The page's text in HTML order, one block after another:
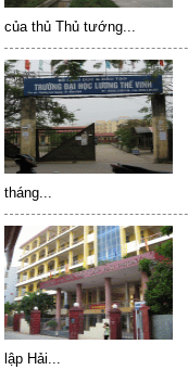
của thủ Thủ tướng...
tháng...
lập Hải...